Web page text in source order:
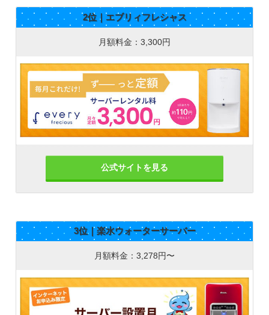
2位｜エブリィフレシャス
月額料金：3,300円
公式サイトを見る
3位｜楽水ウォーターサーバー
月額料金：3,278円〜